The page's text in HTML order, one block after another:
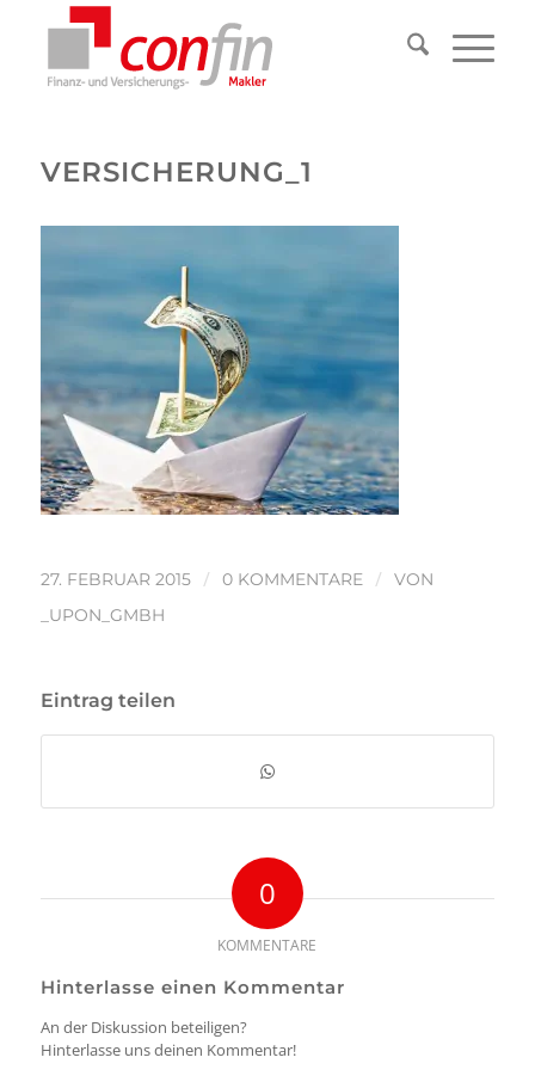
VERSICHERUNG_1
27. FEBRUAR 2015 / 0 KOMMENTARE /
VON
_UPON_GMBH
Eintrag teilen
0
KOMMENTARE
Hinterlasse einen Kommentar
An der Diskussion beteiligen?
Hinterlasse uns deinen Kommentar!